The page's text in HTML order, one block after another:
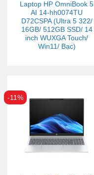
Laptop HP OmniBook 5
AI 14-hh0074TU
D72CSPA (Ultra 5 322/
16GB/ 512GB SSD/ 14
inch WUXGA Touch/
Win11/ Bạc)
-11%